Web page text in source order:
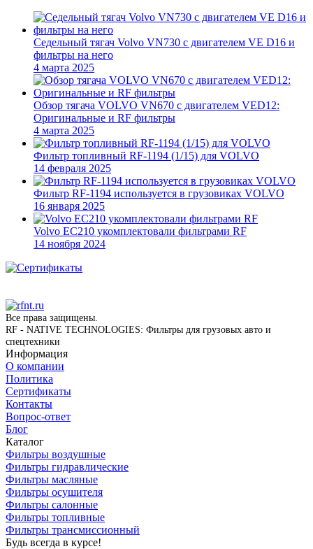
Седельный тягач Volvo VN730 с двигателем VE D16 и
фильтры на него
4 марта 2025
Обзор тягача VOLVO VN670 с двигателем VED12:
Оригинальные и RF фильтры
4 марта 2025
Фильтр топливный RF-1194 (1/15) для VOLVO
14 февраля 2025
Фильтр RF-1194 используется в грузовиках VOLVO
16 января 2025
Volvo EC210 укомплектовали фильтрами RF
14 ноября 2024
Все права защищены.
RF - NATIVE TECHNOLOGIES: Фильтры для грузовых авто и
спецтехники
Информация
О компании
Политика
Сертификаты
Контакты
Вопрос-ответ
Блог
Каталог
Фильтры воздушные
Фильтры гидравлические
Фильтры масляные
Фильтры осушителя
Фильтры салонные
Фильтры топливные
Фильтры трансмиссионный
Будь всегда в курсе!